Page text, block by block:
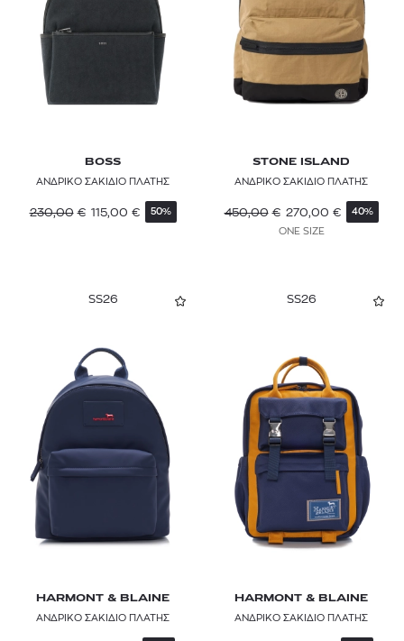
TOMMY HILFIGER
BOSS
ΑΝΔΡΙΚΟ ΣΑΚΙΔΙΟ ΠΛΑΤΗΣ
230,00 € 115,00 € 50%
STONE ISLAND
ΑΝΔΡΙΚΟ ΣΑΚΙΔΙΟ ΠΛΑΤΗΣ
450,00 € 270,00 € 40%
ONE SIZE
SS26
HARMONT & BLAINE
ΑΝΔΡΙΚΟ ΣΑΚΙΔΙΟ ΠΛΑΤΗΣ
SS26
HARMONT & BLAINE
ΑΝΔΡΙΚΟ ΣΑΚΙΔΙΟ ΠΛΑΤΗΣ